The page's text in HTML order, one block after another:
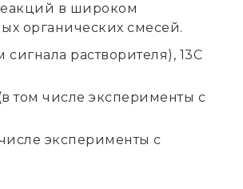
в широком
органических смесей.
растворителя), 13C
том числе эксперименты с
эксперименты с